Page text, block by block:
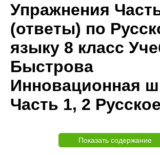
Упражнения
(ответы) по
языку 8 класс
Быстрова
Инновационная
Часть 1, 2
Показать содержание